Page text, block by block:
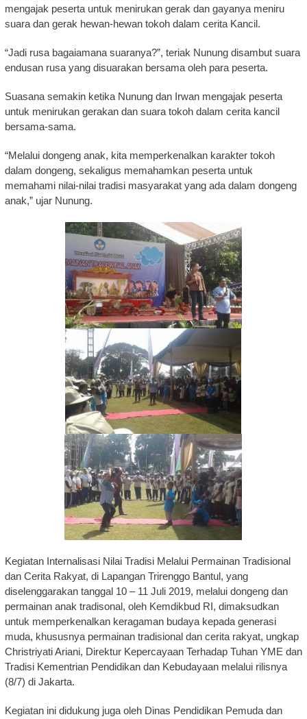
mengajak peserta untuk menirukan gerak dan gayanya meniru
suara dan gerak hewan-hewan tokoh dalam cerita Kancil.
“Jadi rusa bagaiamana suaranya?”, teriak Nunung disambut suara
endusan rusa yang disuarakan bersama oleh para peserta.
Suasana semakin ketika Nunung dan Irwan mengajak peserta
untuk menirukan gerakan dan suara tokoh dalam cerita kancil
bersama-sama.
“Melalui dongeng anak, kita memperkenalkan karakter tokoh
dalam dongeng, sekaligus memahamkan peserta untuk
memahami nilai-nilai tradisi masyarakat yang ada dalam dongeng
anak,” ujar Nunung.
Kegiatan Internalisasi Nilai Tradisi Melalui Permainan Tradisional
dan Cerita Rakyat, di Lapangan Trirenggo Bantul, yang
diselenggarakan tanggal 10 – 11 Juli 2019, melalui dongeng dan
permainan anak tradisonal, oleh Kemdikbud RI, dimaksudkan
untuk memperkenalkan keragaman budaya kepada generasi
muda, khususnya permainan tradisional dan cerita rakyat, ungkap
Christriyati Ariani, Direktur Kepercayaan Terhadap Tuhan YME dan
Tradisi Kementrian Pendidikan dan Kebudayaan melalui rilisnya
(8/7) di Jakarta.
Kegiatan ini didukung juga oleh Dinas Pendidikan Pemuda dan